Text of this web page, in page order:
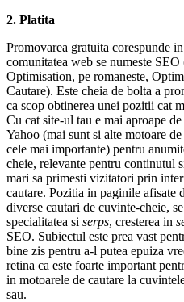
2. Platita
Promovarea gratuita corespunde
comunitatea web se numeste
Optimisation, pe romaneste,
Cautare). Este cheia de bolta a
ca scop obtinerea unei pozitii cat
Cu cat site-ul tau e mai aproape
Yahoo (mai sunt si alte motoare
cele mai importante) pentru
cheie, relevante pentru continutul
mari sa primesti vizitatori prin
cautare. Pozitia in paginile afisate
diverse cautari de cuvinte-cheie,
specialitatea si serps, cresterea in
SEO. Subiectul este prea vast
bine zis pentru a-l putea epuiza
retina ca este foarte important
in motoarele de cautare la
sau.